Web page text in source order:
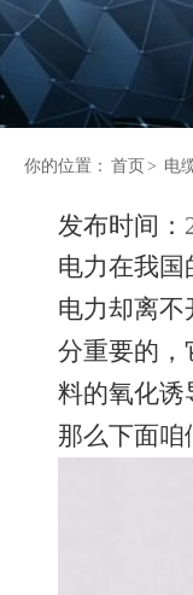
你的位置： 首页 > 电
发布时间：
电力在我
电力却离
分重要的，
料的氧化诱
那么下面